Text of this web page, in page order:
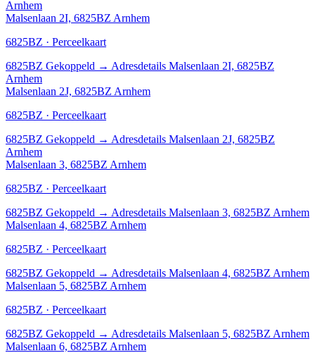
Arnhem
Malsenlaan 2I, 6825BZ Arnhem
6825BZ · Perceelkaart
6825BZ Gekoppeld → Adresdetails Malsenlaan 2I, 6825BZ
Arnhem
Malsenlaan 2J, 6825BZ Arnhem
6825BZ · Perceelkaart
6825BZ Gekoppeld → Adresdetails Malsenlaan 2J, 6825BZ
Arnhem
Malsenlaan 3, 6825BZ Arnhem
6825BZ · Perceelkaart
6825BZ Gekoppeld → Adresdetails Malsenlaan 3, 6825BZ Arnhem
Malsenlaan 4, 6825BZ Arnhem
6825BZ · Perceelkaart
6825BZ Gekoppeld → Adresdetails Malsenlaan 4, 6825BZ Arnhem
Malsenlaan 5, 6825BZ Arnhem
6825BZ · Perceelkaart
6825BZ Gekoppeld → Adresdetails Malsenlaan 5, 6825BZ Arnhem
Malsenlaan 6, 6825BZ Arnhem